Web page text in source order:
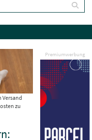
Premiumwerbung
Versand
zu